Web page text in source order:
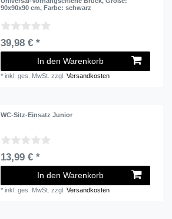
90x90x90 cm, Farbe: schwarz
39,98 € *
In den Warenkorb
*inkl. ges. MwSt. zzgl.Versandkosten
WC-Sitz-Einsatz Junior
13,99 € *
In den Warenkorb
*inkl. ges. MwSt. zzgl.Versandkosten